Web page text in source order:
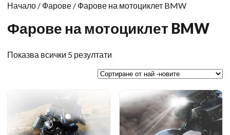
Начало / Фарове / Фарове на мотоциклет BMW
Фарове на мотоциклет BMW
Показва всички 5 резултати
най